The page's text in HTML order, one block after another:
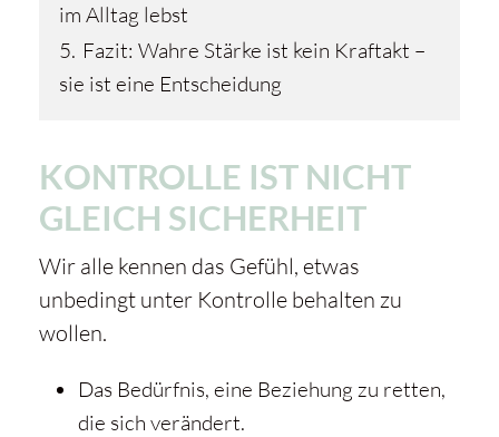
im Alltag lebst
5. Fazit: Wahre Stärke ist kein Kraftakt –
sie ist eine Entscheidung
KONTROLLE IST NICHT
GLEICH SICHERHEIT
Wir alle kennen das Gefühl, etwas
unbedingt unter Kontrolle behalten zu
wollen.
Das Bedürfnis, eine Beziehung zu retten,
die sich verändert.